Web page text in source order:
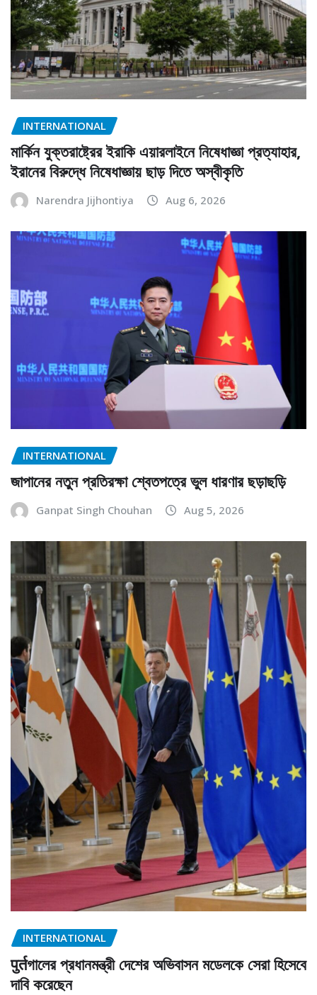
INTERNATIONAL
মার্কিন যুক্তরাষ্ট্রের ইরাকি এয়ারলাইনে নিষেধাজ্ঞা প্রত্যাহার,
ইরানের বিরুদ্ধে নিষেধাজ্ঞায় ছাড় দিতে অস্বীকৃতি
Narendra Jijhontiya Aug 6, 2026
INTERNATIONAL
জাপানের নতুন প্রতিরক্ষা শ্বেতপত্রে ভুল ধারণার ছড়াছড়ি
Ganpat Singh Chouhan Aug 5, 2026
INTERNATIONAL
पुर्तগালের প্রধানমন্ত্রী দেশের অভিবাসন মডেলকে সেরা হিসেবে
দাবি করেছেন